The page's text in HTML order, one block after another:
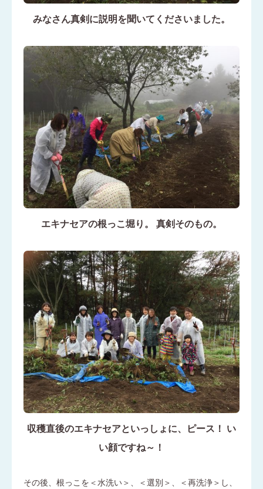
みなさん真剣に説明を聞いてくださいました。
エキナセアの根っこ堀り。 真剣そのもの。
収穫直後のエキナセアといっしょに、ピース！ い
い顔ですね～！
その後、根っこを＜水洗い＞、＜選別＞、＜再洗浄＞し、